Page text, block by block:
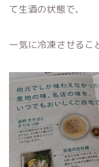
て生酒の状態で、
一気に冷凍させるこ